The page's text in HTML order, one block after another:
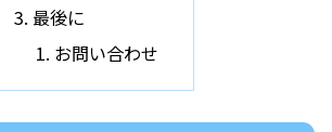
最後に
お問い合わせ